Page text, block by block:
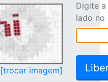
[trocar imagem]
Digite
lado no